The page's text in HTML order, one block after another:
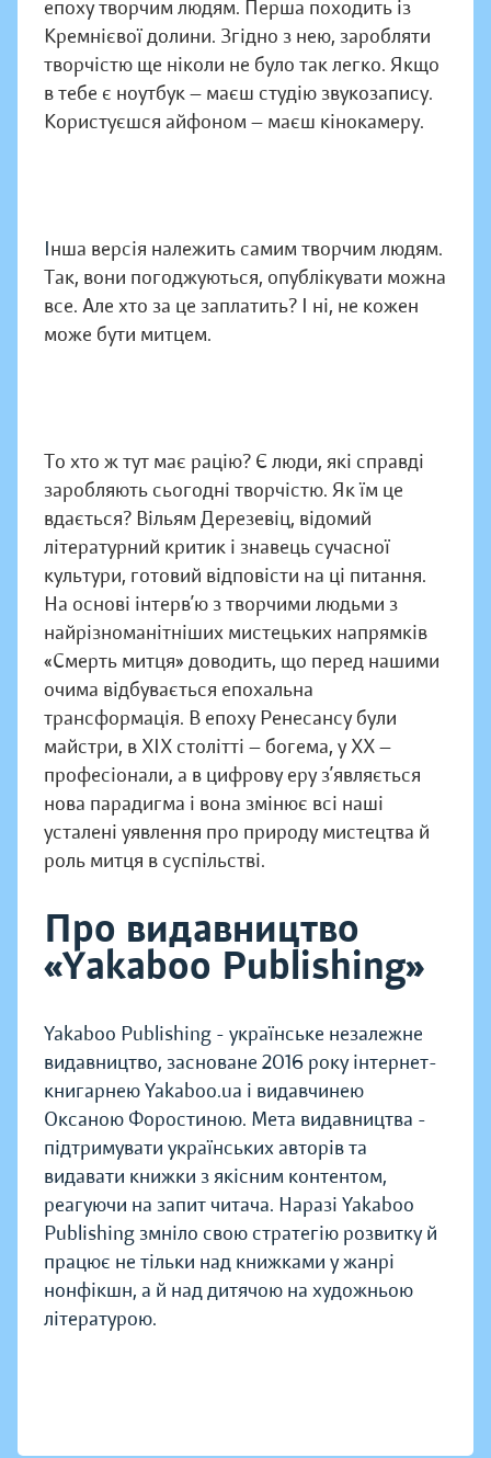
епоху творчим людям. Перша походить із
Кремнієвої долини. Згідно з нею, заробляти
творчістю ще ніколи не було так легко. Якщо
в тебе є ноутбук — маєш студію звукозапису.
Користуєшся айфоном — маєш кінокамеру.
Інша версія належить самим творчим людям.
Так, вони погоджуються, опублікувати можна
все. Але хто за це заплатить? І ні, не кожен
може бути митцем.
То хто ж тут має рацію? Є люди, які справді
заробляють сьогодні творчістю. Як їм це
вдається? Вільям Дерезевіц, відомий
літературний критик і знавець сучасної
культури, готовий відповісти на ці питання.
На основі інтерв’ю з творчими людьми з
найрізноманітніших мистецьких напрямків
«Смерть митця» доводить, що перед нашими
очима відбувається епохальна
трансформація. В епоху Ренесансу були
майстри, в ХІХ столітті — богема, у ХХ —
професіонали, а в цифрову еру з’являється
нова парадигма і вона змінює всі наші
усталені уявлення про природу мистецтва й
роль митця в суспільстві.
Про видавництво
«Yakaboo Publishing»
Yakaboo Publishing - українське незалежне
видавництво, засноване 2016 року інтернет-
книгарнею Yakaboo.ua і видавчинею
Оксаною Форостиною. Мета видавництва -
підтримувати українських авторів та
видавати книжки з якісним контентом,
реагуючи на запит читача. Наразі Yakaboo
Publishing змніло свою стратегію розвитку й
працює не тільки над книжками у жанрі
нонфікшн, а й над дитячою на художньою
літературою.